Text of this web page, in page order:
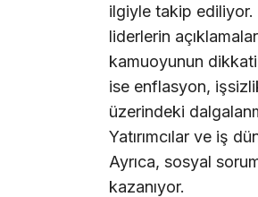
ilgiyle takip ediliyor.
liderlerin
kamuoyunun
ise enflasyon,
üzerindeki
Yatırımcılar ve iş
Ayrıca, sosyal
kazanıyor.